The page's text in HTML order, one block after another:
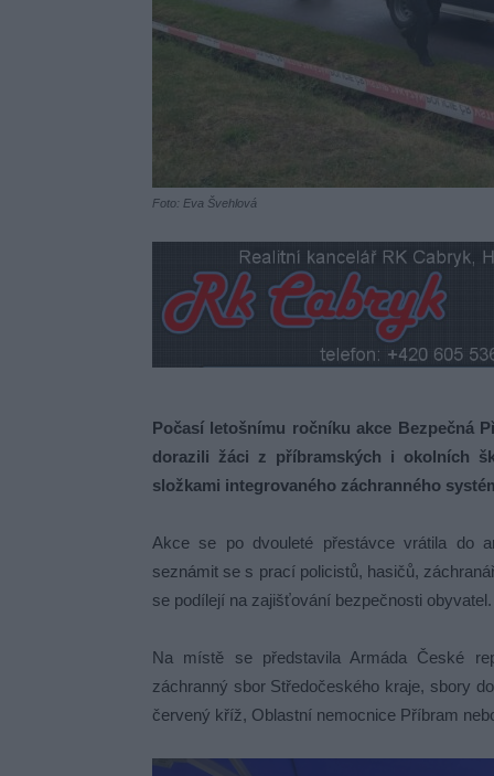
Foto: Eva Švehlová
Počasí letošnímu ročníku akce Bezpečná
dorazili žáci z příbramských i okolních
složkami integrovaného záchranného
Akce se po dvouleté přestávce vrátila do
seznámit se s prací policistů, hasičů,
se podílejí na zajišťování bezpečnosti obyvatel.
Na místě se představila Armáda České
záchranný sbor Středočeského kraje, sbory
červený kříž, Oblastní nemocnice Příbram